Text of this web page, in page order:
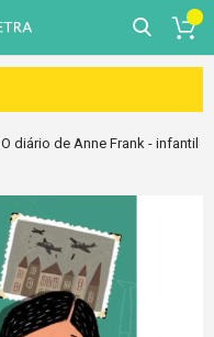
O diário de Anne Frank - infantil